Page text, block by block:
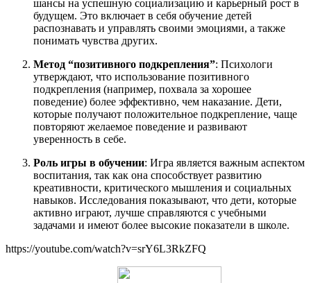
шансы на успешную социализацию и карьерный рост в
будущем. Это включает в себя обучение детей
распознавать и управлять своими эмоциями, а также
понимать чувства других.
Метод “позитивного подкрепления”: Психологи
утверждают, что использование позитивного
подкрепления (например, похвала за хорошее
поведение) более эффективно, чем наказание. Дети,
которые получают положительное подкрепление, чаще
повторяют желаемое поведение и развивают
уверенность в себе.
Роль игры в обучении: Игра является важным аспектом
воспитания, так как она способствует развитию
креативности, критического мышления и социальных
навыков. Исследования показывают, что дети, которые
активно играют, лучше справляются с учебными
задачами и имеют более высокие показатели в школе.
https://youtube.com/watch?v=srY6L3RkZFQ